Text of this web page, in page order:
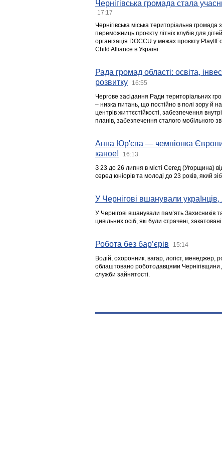
Чернігівська громада стала
17:17
Чернігівська міська територіальна
переможниць проєкту літніх клубів для
організація DOCCU у межах проєкту
Child Alliance в Україні.
Рада громад області: освіта,
розвитку
16:55
Чергове засідання Ради територіальних
– низка питань, що постійно в полі зору й
центрів життєстійкості, забезпечення
планів, забезпечення сталого мобільного
Анна Юр'єва — чемпіонка Європи
каное!
16:13
З 23 до 26 липня в місті Сегед (Угорщина)
серед юніорів та молоді до 23 років, який
У Чернігові вшанували українців,
У Чернігові вшанували пам’ять Захисників
цивільних осіб, які були страчені,
Робота без бар’єрів 15:14
Водій, охоронник, вагар, логіст, менеджер,
облаштовано роботодавцями Чернігівщини
служби зайнятості.